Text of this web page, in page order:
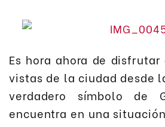
Es hora ahora de
vistas de la ciudad desde
verdadero símbolo de
encuentra en una